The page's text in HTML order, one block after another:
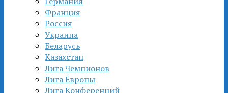
Франция
Россия
Украина
Беларусь
Казахстан
Лига Чемпионов
Лига Европы
Лига Конференций